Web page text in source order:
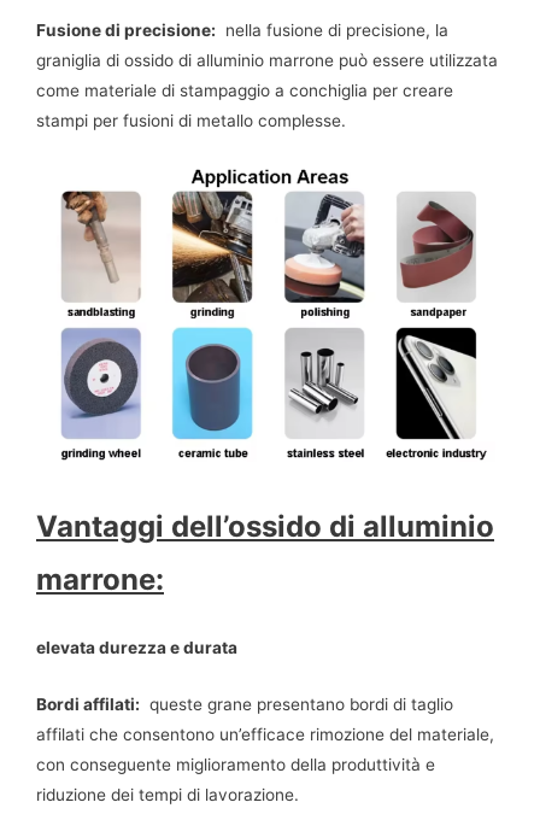
Fusione di precisione: nella fusione di precisione, la
graniglia di ossido di alluminio marrone può essere utilizzata
come materiale di stampaggio a conchiglia per creare
stampi per fusioni di metallo complesse.
Vantaggi dell’ossido di alluminio
marrone:
elevata durezza e durata
Bordi affilati: queste grane presentano bordi di taglio
affilati che consentono un’efficace rimozione del materiale,
con conseguente miglioramento della produttività e
riduzione dei tempi di lavorazione.